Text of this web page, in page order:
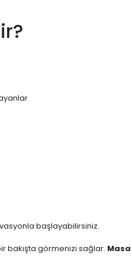
başlayabilirsiniz.
bakışta görmenizi sağlar.